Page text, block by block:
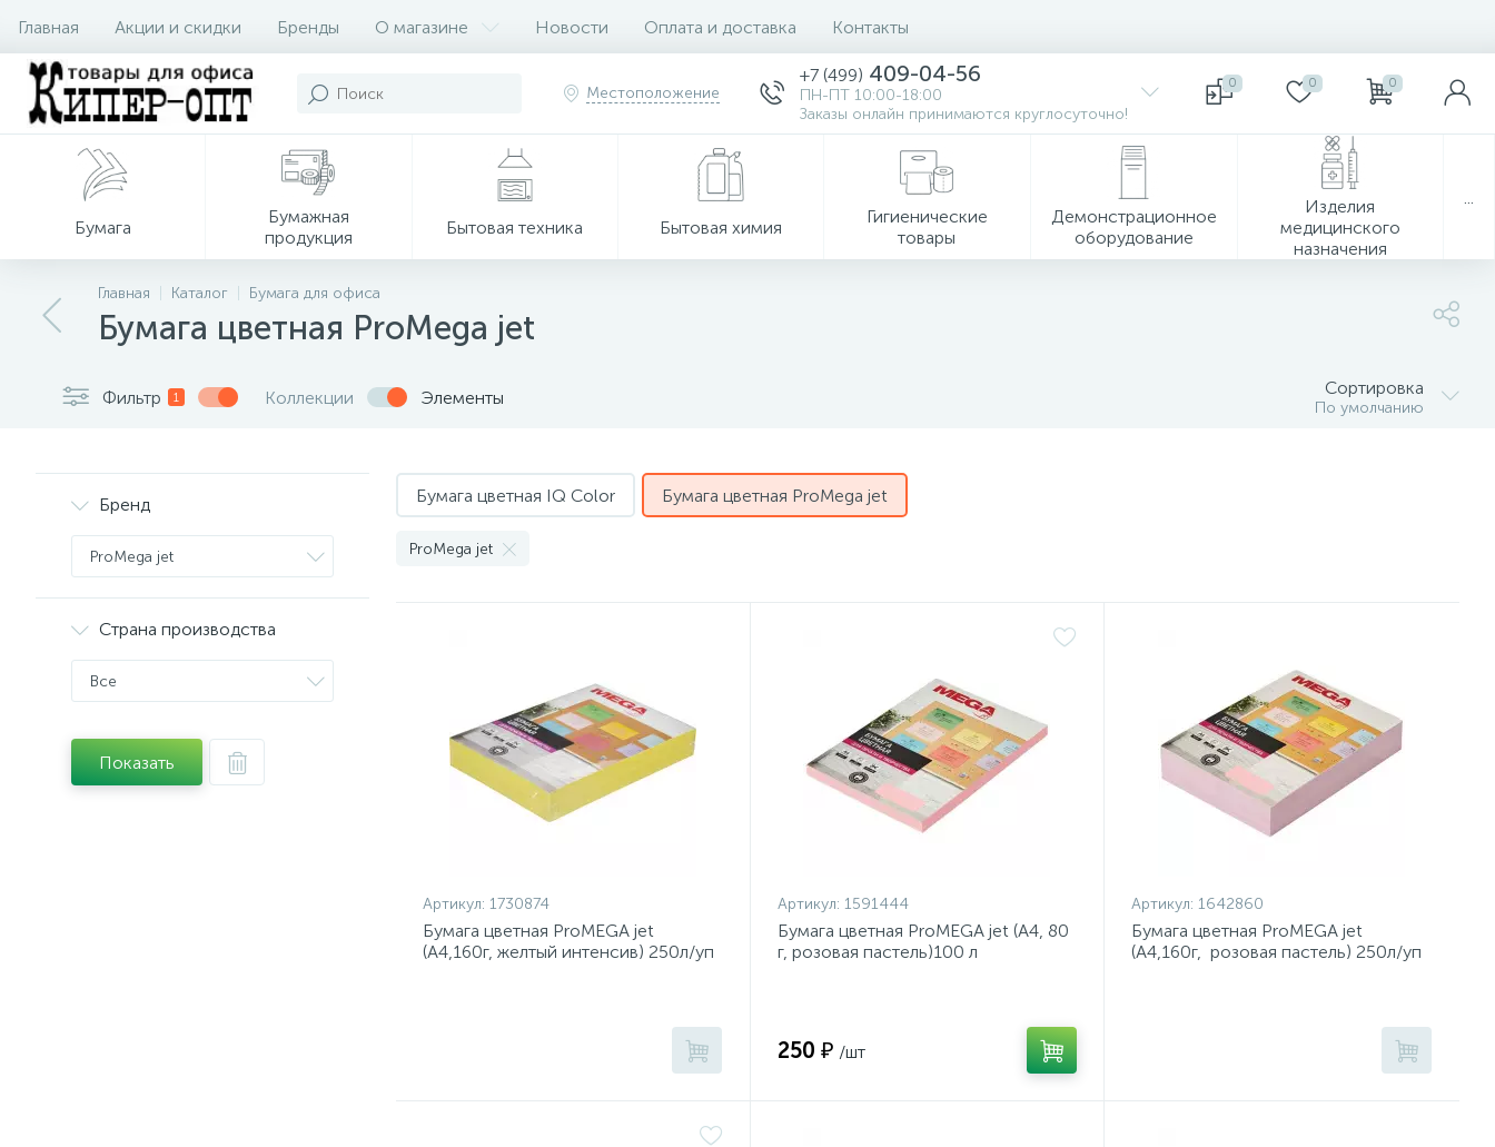
Главная Акции и скидки Бренды О магазине Новости Оплата и доставка Контакты
Местоположение
+7 (499) 409-04-56
ПН-ПТ 10:00-18:00
Заказы онлайн принимаются круглосуточно!
0 0 0
Бумага
Бумажная
продукция
Бытовая техника Бытовая химия
Гигиенические
товары
Демонстрационное
оборудование
Изделия
медицинского
назначения
Главная Каталог Бумага для офиса
Бумага цветная ProMega jet
Фильтр 1 Коллекции Элементы Сортировка
По умолчанию
Бренд
ProMega jet
Страна производства
Все
Показать
Бумага цветная IQ Color Бумага цветная ProMega jet
ProMega jet
Артикул: 1730874
Бумага цветная ProMEGA jet
(А4,160г, желтый интенсив) 250л/уп
Артикул: 1591444
Бумага цветная ProMEGA jet (А4, 80
г, розовая пастель)100 л
250 ₽ /шт
Артикул: 1642860
Бумага цветная ProMEGA jet
(А4,160г, розовая пастель) 250л/уп